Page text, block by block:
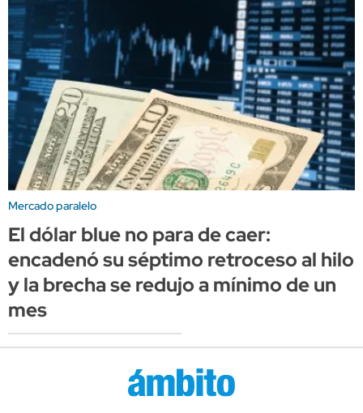
Mercado paralelo
El dólar blue no para de caer:
encadenó su séptimo retroceso al hilo
y la brecha se redujo a mínimo de un
mes